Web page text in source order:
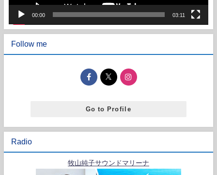
00:00 03:11
Follow me
Go to Profile
Radio
牧山純子サウンドマリーナ